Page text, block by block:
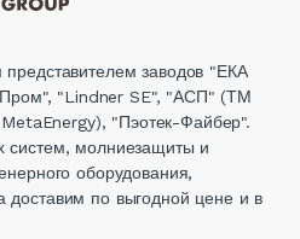
заводов "ЕКА
"Lindner SE", "АСП" (ТМ
"Пэотек-Файбер".
молниезащиты и
оборудования,
по выгодной цене и в